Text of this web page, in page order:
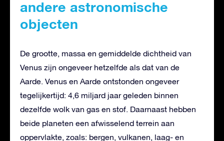
andere astronomische
objecten
De grootte, massa en gemiddelde dichtheid van
Venus zijn ongeveer hetzelfde als dat van de
Aarde. Venus en Aarde ontstonden ongeveer
tegelijkertijd: 4,6 miljard jaar geleden binnen
dezelfde wolk van gas en stof. Daarnaast hebben
beide planeten een afwisselend terrein aan
oppervlakte, zoals: bergen, vulkanen, laag- en